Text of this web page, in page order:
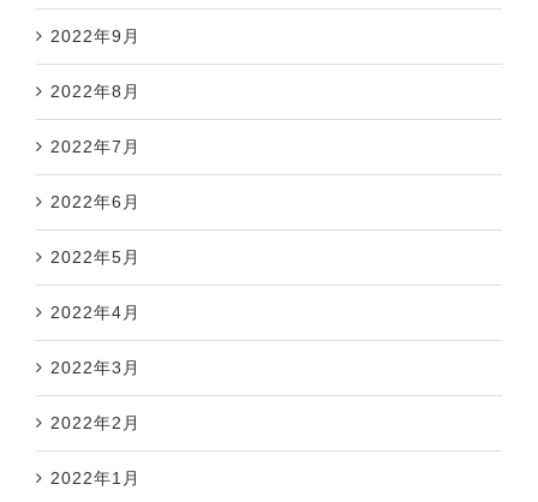
2022年9月
2022年8月
2022年7月
2022年6月
2022年5月
2022年4月
2022年3月
2022年2月
2022年1月